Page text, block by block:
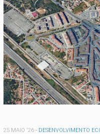
25 MAIO '26 - DESENVOLVIMENTO